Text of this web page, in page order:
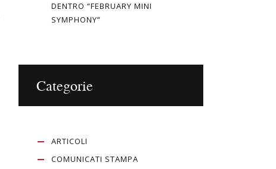
DENTRO “FEBRUARY MINI
SYMPHONY”
Categorie
ARTICOLI
COMUNICATI STAMPA